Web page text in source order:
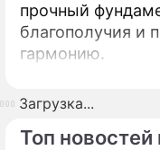
Топ новостей
прочный
благополучия и
гармонию.
Загрузка...